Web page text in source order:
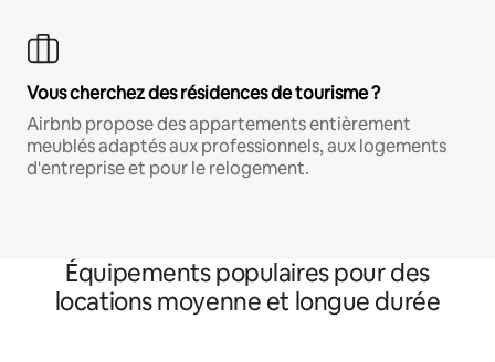
Vous cherchez des résidences de tourisme ?
Airbnb propose des appartements entièrement
meublés adaptés aux professionnels, aux logements
d'entreprise et pour le relogement.
Équipements populaires pour des
locations moyenne et longue durée